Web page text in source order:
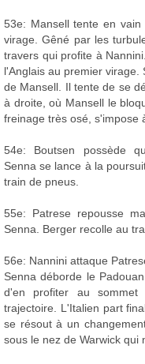
53e: Mansell tente en
virage. Gêné par les
travers qui profite à
l'Anglais au premier virage.
de Mansell. Il tente de se
à droite, où Mansell le
freinage très osé, s'impose
54e: Boutsen possède
Senna se lance à la
train de pneus.
55e: Patrese repousse
Senna. Berger recolle au
56e: Nannini attaque
Senna déborde le
d'en profiter au
trajectoire. L'Italien part
se résout à un
sous le nez de Warwick qui